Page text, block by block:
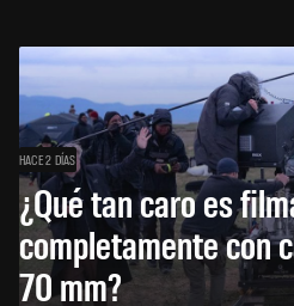
HACE 2 DÍAS
¿Qué tan caro es
completamente con
70 mm?